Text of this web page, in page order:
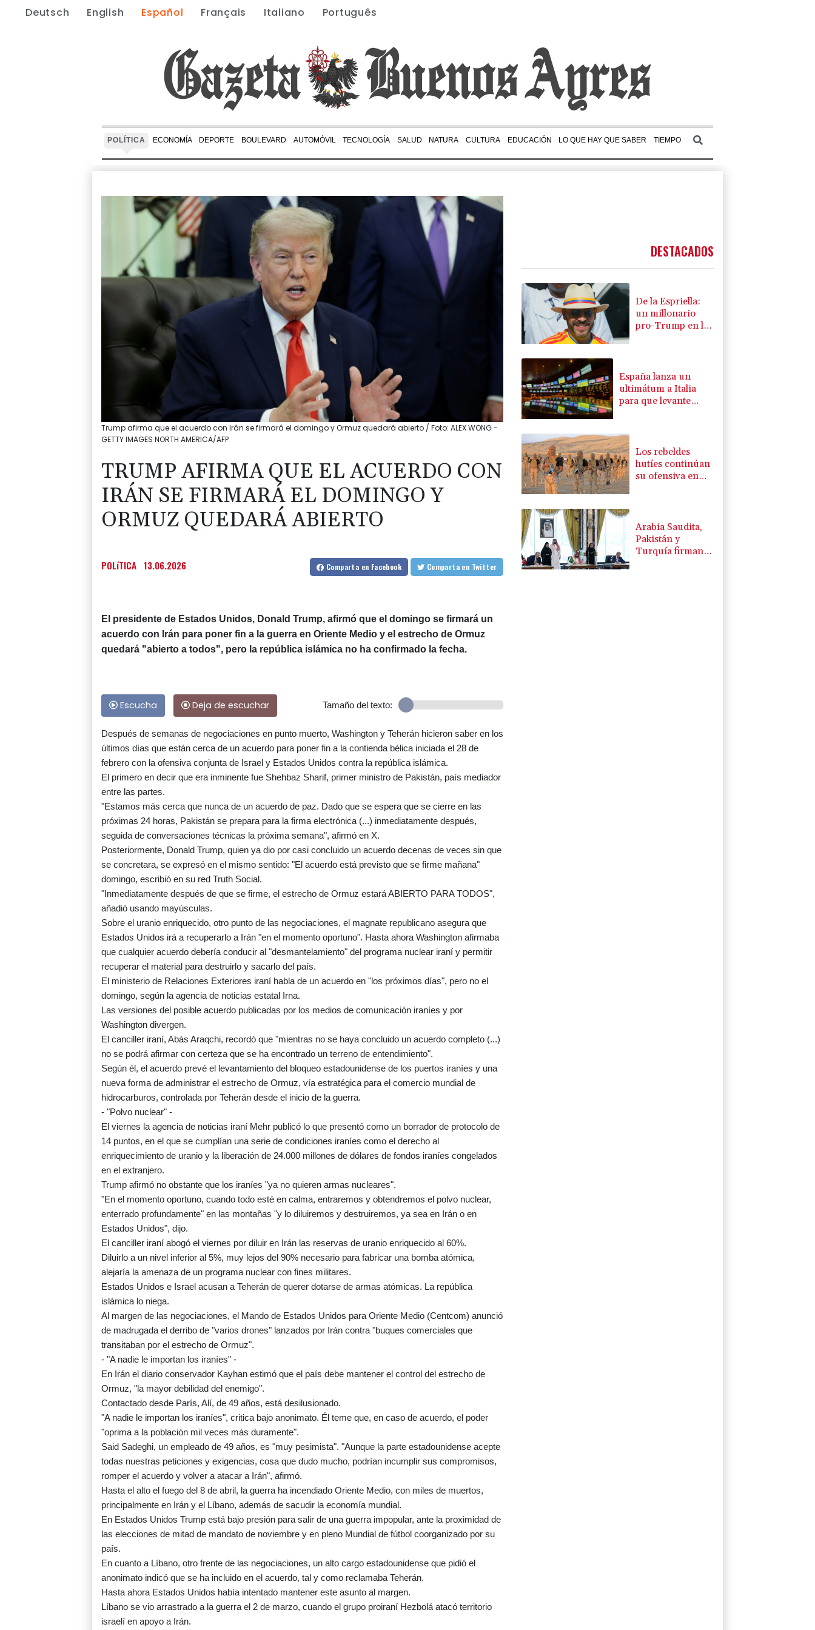
Deutsch English Español Français Italiano Português
POLÍTICA ECONOMÍA DEPORTE BOULEVARD AUTOMÓVIL TECNOLOGÍA SALUD NATURA CULTURA EDUCACIÓN LO QUE HAY QUE SABER TIEMPO
Trump afirma que el acuerdo con Irán se firmará el domingo y Ormuz quedará abierto / Foto: ALEX WONG -
GETTY IMAGES NORTH AMERICA/AFP
TRUMP AFIRMA QUE EL ACUERDO CON
IRÁN SE FIRMARÁ EL DOMINGO Y
ORMUZ QUEDARÁ ABIERTO
POLíTICA 13.06.2026 Comparta en Facebook Comparta en Twitter
El presidente de Estados Unidos, Donald Trump, afirmó que el domingo se firmará un
acuerdo con Irán para poner fin a la guerra en Oriente Medio y el estrecho de Ormuz
quedará "abierto a todos", pero la república islámica no ha confirmado la fecha.
Escucha Deja de escuchar Tamaño del texto:
Después de semanas de negociaciones en punto muerto, Washington y Teherán hicieron saber en los
últimos días que están cerca de un acuerdo para poner fin a la contienda bélica iniciada el 28 de
febrero con la ofensiva conjunta de Israel y Estados Unidos contra la república islámica.
El primero en decir que era inminente fue Shehbaz Sharif, primer ministro de Pakistán, país mediador
entre las partes.
"Estamos más cerca que nunca de un acuerdo de paz. Dado que se espera que se cierre en las
próximas 24 horas, Pakistán se prepara para la firma electrónica (...) inmediatamente después,
seguida de conversaciones técnicas la próxima semana", afirmó en X.
Posteriormente, Donald Trump, quien ya dio por casi concluido un acuerdo decenas de veces sin que
se concretara, se expresó en el mismo sentido: "El acuerdo está previsto que se firme mañana"
domingo, escribió en su red Truth Social.
"Inmediatamente después de que se firme, el estrecho de Ormuz estará ABIERTO PARA TODOS",
añadió usando mayúsculas.
Sobre el uranio enriquecido, otro punto de las negociaciones, el magnate republicano asegura que
Estados Unidos irá a recuperarlo a Irán "en el momento oportuno". Hasta ahora Washington afirmaba
que cualquier acuerdo debería conducir al "desmantelamiento" del programa nuclear iraní y permitir
recuperar el material para destruirlo y sacarlo del país.
El ministerio de Relaciones Exteriores iraní habla de un acuerdo en "los próximos días", pero no el
domingo, según la agencia de noticias estatal Irna.
Las versiones del posible acuerdo publicadas por los medios de comunicación iraníes y por
Washington divergen.
El canciller iraní, Abás Araqchi, recordó que "mientras no se haya concluido un acuerdo completo (...)
no se podrá afirmar con certeza que se ha encontrado un terreno de entendimiento".
Según él, el acuerdo prevé el levantamiento del bloqueo estadounidense de los puertos iraníes y una
nueva forma de administrar el estrecho de Ormuz, vía estratégica para el comercio mundial de
hidrocarburos, controlada por Teherán desde el inicio de la guerra.
- "Polvo nuclear" -
El viernes la agencia de noticias iraní Mehr publicó lo que presentó como un borrador de protocolo de
14 puntos, en el que se cumplían una serie de condiciones iraníes como el derecho al
enriquecimiento de uranio y la liberación de 24.000 millones de dólares de fondos iraníes congelados
en el extranjero.
Trump afirmó no obstante que los iraníes "ya no quieren armas nucleares".
"En el momento oportuno, cuando todo esté en calma, entraremos y obtendremos el polvo nuclear,
enterrado profundamente" en las montañas "y lo diluiremos y destruiremos, ya sea en Irán o en
Estados Unidos", dijo.
El canciller iraní abogó el viernes por diluir en Irán las reservas de uranio enriquecido al 60%.
Diluirlo a un nivel inferior al 5%, muy lejos del 90% necesario para fabricar una bomba atómica,
alejaría la amenaza de un programa nuclear con fines militares.
Estados Unidos e Israel acusan a Teherán de querer dotarse de armas atómicas. La república
islámica lo niega.
Al margen de las negociaciones, el Mando de Estados Unidos para Oriente Medio (Centcom) anunció
de madrugada el derribo de "varios drones" lanzados por Irán contra "buques comerciales que
transitaban por el estrecho de Ormuz".
- "A nadie le importan los iraníes" -
En Irán el diario conservador Kayhan estimó que el país debe mantener el control del estrecho de
Ormuz, "la mayor debilidad del enemigo".
Contactado desde París, Alí, de 49 años, está desilusionado.
"A nadie le importan los iraníes", critica bajo anonimato. Él teme que, en caso de acuerdo, el poder
"oprima a la población mil veces más duramente".
Said Sadeghi, un empleado de 49 años, es "muy pesimista". "Aunque la parte estadounidense acepte
todas nuestras peticiones y exigencias, cosa que dudo mucho, podrían incumplir sus compromisos,
romper el acuerdo y volver a atacar a Irán", afirmó.
Hasta el alto el fuego del 8 de abril, la guerra ha incendiado Oriente Medio, con miles de muertos,
principalmente en Irán y el Líbano, además de sacudir la economía mundial.
En Estados Unidos Trump está bajo presión para salir de una guerra impopular, ante la proximidad de
las elecciones de mitad de mandato de noviembre y en pleno Mundial de fútbol coorganizado por su
país.
En cuanto a Líbano, otro frente de las negociaciones, un alto cargo estadounidense que pidió el
anonimato indicó que se ha incluido en el acuerdo, tal y como reclamaba Teherán.
Hasta ahora Estados Unidos había intentado mantener este asunto al margen.
Líbano se vio arrastrado a la guerra el 2 de marzo, cuando el grupo proiraní Hezbolá atacó territorio
israelí en apoyo a Irán.
DESTACADOS
De la Espriella:
un millonario
pro-Trump en la
España lanza un
ultimátum a Italia
para que levante
Los rebeldes
hutíes continúan
su ofensiva en
Arabia Saudita,
Pakistán y
Turquía firman